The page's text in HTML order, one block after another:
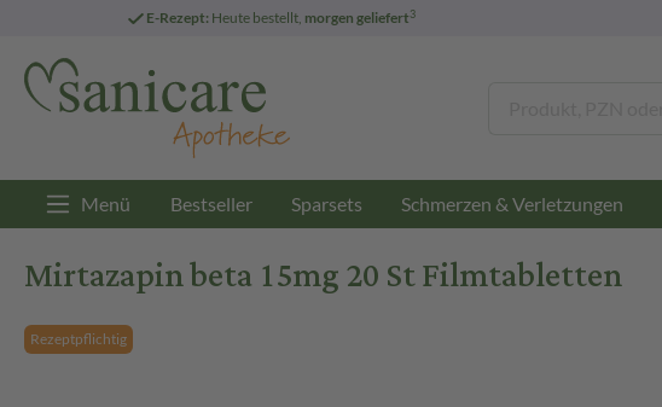
E-Rezept: Heute bestellt, morgen geliefert3
Menü Bestseller Sparsets Schmerzen & Verletzungen
Mirtazapin beta 15mg 20 St Filmtabletten
Rezeptpflichtig